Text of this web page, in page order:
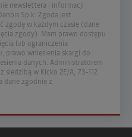
newslettera i informacji
Sp.k. Zgoda jest
zgodę w każdym czasie (dane
zgody). Mam prawo dostępu
lub ograniczenia
prawo wniesienia skargi do
danych. Administratorem
siedzibą w Kicko 2E/A, 73-112
dane zgodnie z